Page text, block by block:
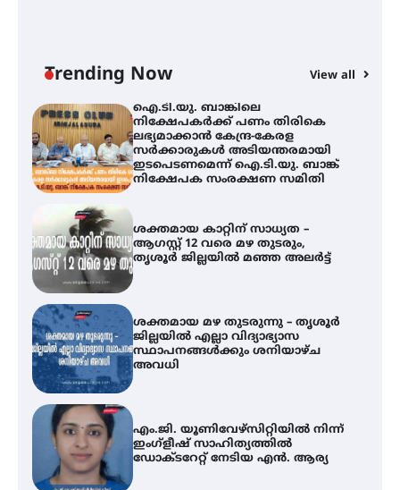
Trending Now View all
ഐ.ടി.യു. ബാങ്കിലെ
നിക്ഷേപകർക്ക് പണം തിരികെ
ലഭ്യമാക്കാൻ കേന്ദ്ര-കേരള
സർക്കാരുകൾ അടിയന്തരമായി
ഇടപെടണമെന്ന് ഐ.ടി.യു. ബാങ്ക്
നിക്ഷേപക സംരക്ഷണ സമിതി
ശക്തമായ കാറ്റിന് സാധ്യത –
ആഗസ്റ്റ് 12 വരെ മഴ തുടരും,
തൃശൂർ ജില്ലയിൽ മഞ്ഞ അലർട്ട്
ശക്തമായ മഴ തുടരുന്നു – തൃശൂർ
ജില്ലയിൽ എല്ലാ വിദ്യാഭ്യാസ
സ്ഥാപനങ്ങൾക്കും ശനിയാഴ്ച
അവധി
എം.ജി. യൂണിവേഴ്‌സിറ്റിയിൽ നിന്ന്
ഇംഗ്ളീഷ് സാഹിത്യത്തിൽ
ഡോക്ടറേറ്റ് നേടിയ എൻ. ആര്യ